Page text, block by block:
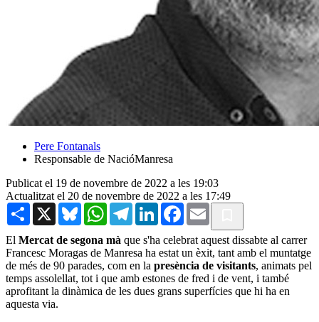
Pere Fontanals
Responsable de NacióManresa
Publicat el 19 de novembre de 2022 a les 19:03
Actualitzat el 20 de novembre de 2022 a les 17:49
Share X BlueskyWhatsAppTelegramLinkedInFacebook
Email
El Mercat de segona mà que s'ha celebrat aquest dissabte al carrer
Francesc Moragas de Manresa ha estat un èxit, tant amb el muntatge
de més de 90 parades, com en la presència de visitants, animats pel
temps assolellat, tot i que amb estones de fred i de vent, i també
aprofitant la dinàmica de les dues grans superfícies que hi ha en
aquesta via.